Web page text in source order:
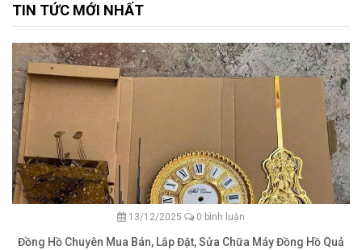
TIN TỨC MỚI NHẤT
13/12/2025 0 bình luận
Đồng Hồ Chuyên Mua Bán, Lắp Đặt, Sửa Chữa Máy Đồng Hồ Quả